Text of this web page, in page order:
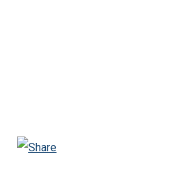
Odnoklassniki